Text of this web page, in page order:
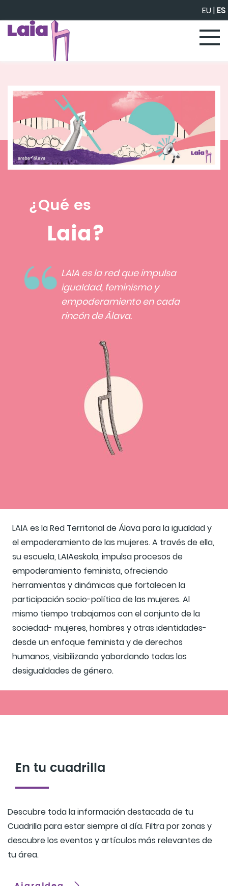
EU|ES
¿Qué es
Laia?
LAIA es la red que impulsa
igualdad, feminismo y
empoderamiento en cada
rincón de Álava.
LAIA es la Red Territorial de Álava para la igualdad y
el empoderamiento de las mujeres. A través de ella,
su escuela, LAIAeskola, impulsa procesos de
empoderamiento feminista, ofreciendo
herramientas y dinámicas que fortalecen la
participación socio-política de las mujeres. Al
mismo tiempo trabajamos con el conjunto de la
sociedad- mujeres, hombres y otras identidades-
desde un enfoque feminista y de derechos
humanos, visibilizando yabordando todas las
desigualdades de género.
En tu cuadrilla
Descubre toda la información destacada de tu
Cuadrilla para estar siempre al día. Filtra por zonas y
descubre los eventos y artículos más relevantes de
tu área.